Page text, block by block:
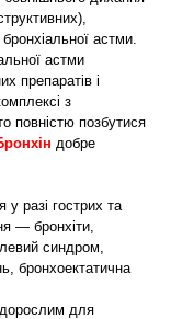
астми.
астми
препаратів і
з
повністю позбутися
добре
у разі гострих та
— бронхіти,
синдром,
бронхоектатична
дорослим для